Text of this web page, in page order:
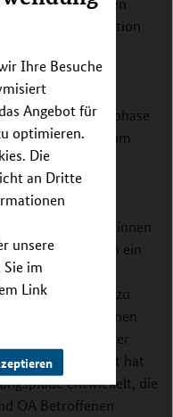
Ihre Besuche
Angebot für
optimieren.
Die
an Dritte
unsere
im
Link
Kooperation
Die
in die Lehre
ersten Förderphase
Research wird um
neuer
Die
sollen dazu
älterer Patientinnen
Menschen haben ein
Arthritis (OA) zu
die betroffenen
Mobilität und ihrer
ein. MobilE-Net hat
entwickelt, die
OA Betroffenen